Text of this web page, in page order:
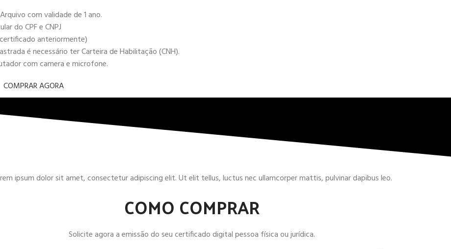
com validade de 1 ano.
do CPF e CNPJ
anteriormente)
é necessário ter Carteira de Habilitação (CNH).
com camera e microfone.
COMPRAR AGORA
ipsum dolor sit amet, consectetur adipiscing elit. Ut elit tellus, luctus nec ullamcorper mattis, pulvinar dapibus leo.
COMO COMPRAR
Solicite agora a emissão do seu certificado digital pessoa física ou jurídica.